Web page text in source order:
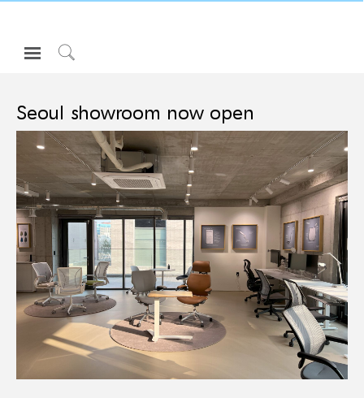
Open
Navigation
제품
인체공학
리소스
회사 소개
고객센터
Partners
고객지원
쇼룸
Seoul showroom now open